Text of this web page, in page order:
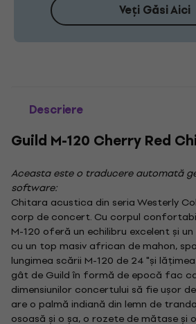
Veți Găsi Aici
Descriere
Guild M-120 Cherry Red
Aceasta este o traducere automată
software:
Chitara acustica din seria Westerly
corp de concert. Cu corpul
M-120 oferă un echilibru excelent și
cu un top masiv african de mahon,
lungimea scării M-120 de 24 "și
gât de Guild în formă de epocă fac
dimensiunilor concertului să fie ușor
are o palmă indiană din lemn de
osoasă și o șa, o rozete de mătase și